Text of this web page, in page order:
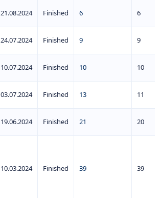
21.08.2024 Finished 6 6
24.07.2024 Finished 9 9
10.07.2024 Finished 10 10
03.07.2024 Finished 13 11
19.06.2024 Finished 21 20
10.03.2024 Finished 39 39